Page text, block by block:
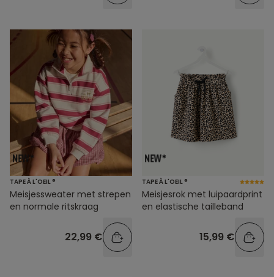
TAPE À L'OEIL ®
Meisjessweater met strepen
en normale ritskraag
22,99 €
TAPE À L'OEIL ®
Meisjesrok met luipaardprint
en elastische tailleband
15,99 €